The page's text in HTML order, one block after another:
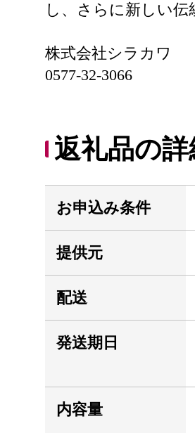
し、さらに新しい伝
株式会社シラカワ
0577-32-3066
返礼品の詳
お申込み条件
提供元
配送
発送期日
内容量